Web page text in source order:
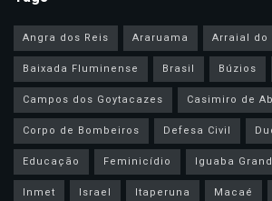
Angra dos Reis Araruama
Arraial do
Baixada Fluminense
Brasil Búzios
Campos dos Goytacazes
Casimiro de
Corpo de Bombeiros
Defesa Civil
Educação
Feminicídio Iguaba
Inmet
Israel Itaperuna Macaé